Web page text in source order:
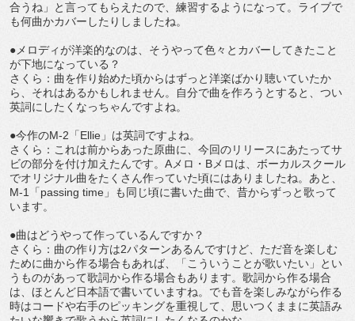
合うね」と言ってもらえたので、練習するようになって。ライブで
も何曲かカバーしたりしましたね。
●メロディが洋楽的なのは、そうやって色々とカバーしてきたこと
が下地になっている？
さくら：曲を作り始めた頃からはずっと洋楽ばかり聴いていたか
ら、それはあるかもしれません。自分で曲を作ろうとすると、つい
英詞にしたくなっちゃんですよね。
●今作のM-2「Ellie」は英詞ですよね。
さくら：これは前からあった原曲に、今回のリリースにあたってサ
ビの部分を付け加えたんです。Aメロ・Bメロは、ボーカルスクール
でオリジナル曲をたくさん作っていた頃にはありましたね。あと、
M-1「passing time」も同じ頃に書いた曲で、昔からずっと歌って
います。
●曲はどうやって作っているんですか？
さくら：曲の作り方は2パターンあるんですけど、ただ音を楽しむ
ために曲から作る場合もあれば、「こういうことが歌いたい」とい
うものがあって歌詞から作る場合もあります。歌詞から作る場合
は、ほとんど日本語で書いていますね。でも音を楽しみながら作る
時はコードや右手のピッキングを重視して、思いつくままに英語み